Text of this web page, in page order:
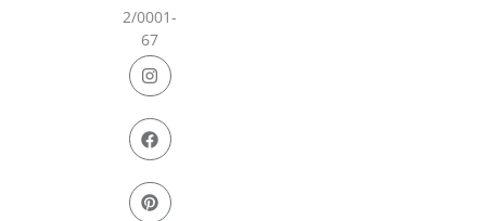
2/0001-
67